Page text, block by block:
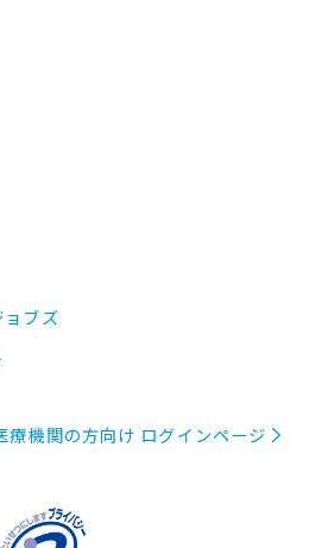
ョブズ
療機関の方向け ログインページ